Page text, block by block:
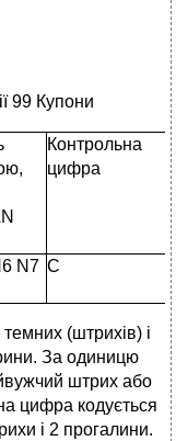
99 Купони
Контрольна
цифра
N7 С
(штрихів) і
За одиницю
штрих або
цифра кодується
і 2 прогалини.